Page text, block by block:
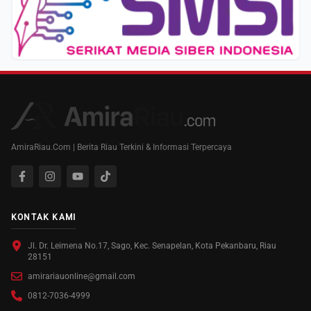
AmiraRiau.Com | Berita Riau Terkini & Informasi Terpercaya
KONTAK KAMI
Jl. Dr. Leimena No.17, Sago, Kec. Senapelan, Kota Pekanbaru, Riau
28151
amirariauonline@gmail.com
0812-7036-4999